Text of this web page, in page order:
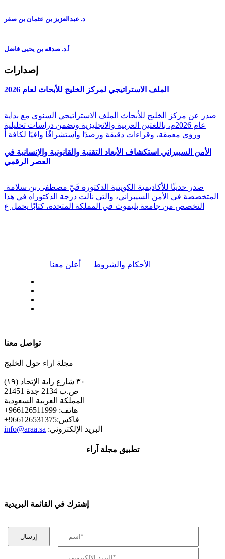
د. عبدالعزيز بن عثمان بن صقر
أ.د. صدقه بن يحيى فاضل
إصدارات
الملف الاستراتيجي لمركز الخليج للأبحاث لعام 2026
صدر عن مركز الخليج للأبحاث الملف الاستراتيجي السنوي مع بداية
عام 2026م، باللغتين العربية والانجليزية وتضمن دراسات تحليلية
ورؤى معمقة، وقراءات دقيقة ورصدًا واستشرافًا وافيًا لكافة أ
الأمن السيبراني استكشاف الأبعاد التقنية والقانونية والإنسانية في
العصر الرقمي
المتخصصة في الأمن السيبراني، والتي نالت درجة الدكتوراه في هذا
التخصص من جامعة بليموث في المملكة المتحدة، كتابًا يحمل ع
أعلن معنا الأحكام والشروط
تواصل معنا
مجلة اراء حول الخليج
٣٠ شارع راية الإتحاد (١٩)
ص.ب 2134 جدة 21451
المملكة العربية السعودية
+هاتف: 966126511999
+فاكس:966126531375
info@araa.sa :البريد الإلكتروني
تطبيق مجلة آراء
إشترك في القائمة البريدية